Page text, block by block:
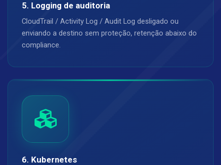
5. Logging de auditoria
CloudTrail / Activity Log / Audit Log desligado ou
enviando a destino sem proteção, retenção abaixo do
compliance.
6. Kubernetes